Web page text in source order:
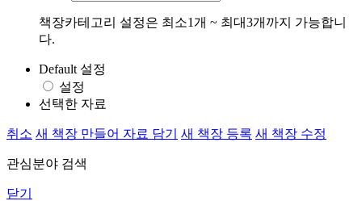
책장카테고리 설정은 최소1개 ~ 최대3개까지 가능합니
다.
Default 설정
설정
선택한 자료
취소 새 책장 만들어 자료 담기 새 책장 등록 새 책장 수정
관심분야 검색
닫기